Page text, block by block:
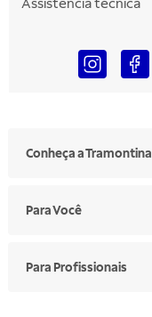
Assistência técnica
Conheça a Tramontina
Para Você
Para Profissionais